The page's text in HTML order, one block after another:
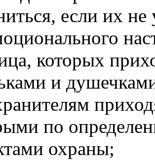
если их не
которых
и
по
охраны;